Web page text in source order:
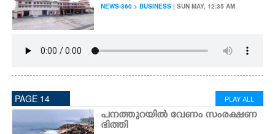
NEWS-360 > BUSINESS | SUN MAY, 12:35 AM
PAGE 14 PLAY ALL
പനത്തുറയിൽ വേണം സംരക്ഷണ
ഭിത്തി